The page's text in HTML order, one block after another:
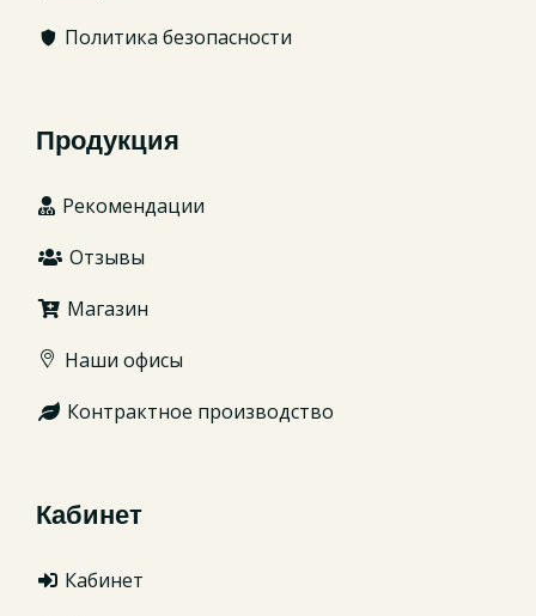
Политика безопасности
Продукция
Рекомендации
Отзывы
Магазин
Наши офисы
Контрактное производство
Кабинет
Кабинет